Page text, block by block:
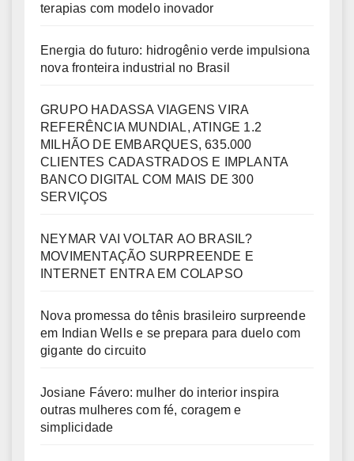
terapias com modelo inovador
Energia do futuro: hidrogênio verde impulsiona
nova fronteira industrial no Brasil
GRUPO HADASSA VIAGENS VIRA
REFERÊNCIA MUNDIAL, ATINGE 1.2
MILHÃO DE EMBARQUES, 635.000
CLIENTES CADASTRADOS E IMPLANTA
BANCO DIGITAL COM MAIS DE 300
SERVIÇOS
NEYMAR VAI VOLTAR AO BRASIL?
MOVIMENTAÇÃO SURPREENDE E
INTERNET ENTRA EM COLAPSO
Nova promessa do tênis brasileiro surpreende
em Indian Wells e se prepara para duelo com
gigante do circuito
Josiane Fávero: mulher do interior inspira
outras mulheres com fé, coragem e
simplicidade